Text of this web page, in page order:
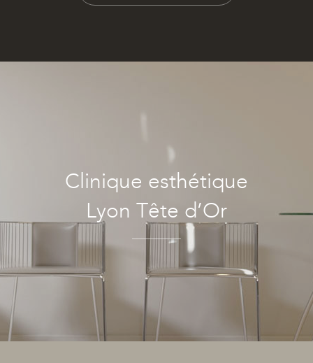
Clinique esthétique
Lyon Tête d’Or